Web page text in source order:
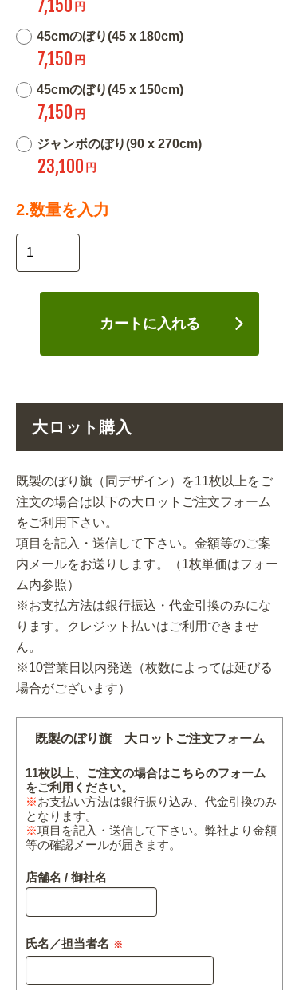
7,150 円
45cmのぼり(45 x 180cm)
7,150 円
45cmのぼり(45 x 150cm)
7,150 円
ジャンボのぼり(90 x 270cm)
23,100 円
2.数量を入力
カートに入れる
大ロット購入
既製のぼり旗（同デザイン）を11枚以上をご
注文の場合は以下の大ロットご注文フォーム
をご利用下さい。
項目を記入・送信して下さい。金額等のご案
内メールをお送りします。（1枚単価はフォー
ム内参照）
※お支払方法は銀行振込・代金引換のみにな
ります。クレジット払いはご利用できませ
ん。
※10営業日以内発送（枚数によっては延びる
場合がございます）